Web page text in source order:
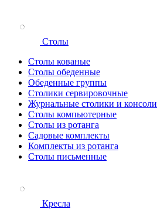
Столы
Столы кованые
Столы обеденные
Обеденные группы
Столики сервировочные
Журнальные столики и консоли
Столы компьютерные
Столы из ротанга
Садовые комплекты
Комплекты из ротанга
Столы письменные
Кресла